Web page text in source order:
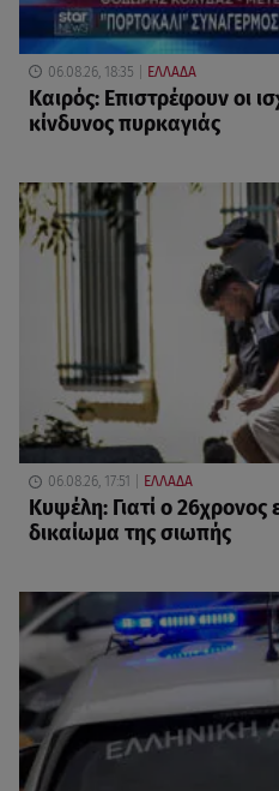
06.08.26, 18:35 ΕΛΛΑΔΑ
Καιρός: Επιστρέφουν οι
κίνδυνος πυρκαγιάς
06.08.26, 17:51 ΕΛΛΑΔΑ
Κυψέλη: Γιατί ο 26χρονος
δικαίωμα της σιωπής